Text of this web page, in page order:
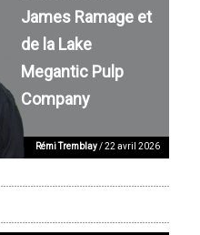
James Ramage et
de la Lake
Megantic Pulp
Company
Rémi Tremblay/ 22 avril 2026